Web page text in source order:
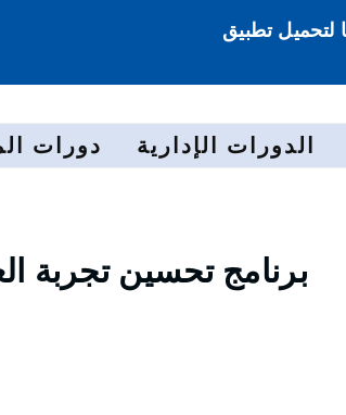
لتحميل تطبيق
الدورات الإدارية دورات
برنامج تحسين تجربة